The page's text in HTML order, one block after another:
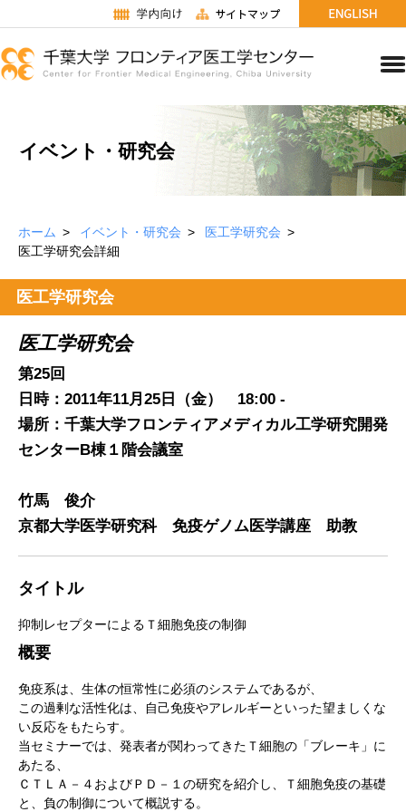
イベント・研究会
ホーム イベント・研究会
医工学研究会
医工学研究会詳細
医工学研究会
医工学研究会
第25回
日時：2011年11月25日（金） 18:00 -
場所：千葉大学フロンティアメディカル工学研究開発
センターB棟１階会議室
竹馬 俊介
京都大学医学研究科 免疫ゲノム医学講座 助教
タイトル
抑制レセプターによるＴ細胞免疫の制御
概要
免疫系は、生体の恒常性に必須のシステムであるが、
この過剰な活性化は、自己免疫やアレルギーといった望ましくな
い反応をもたらす。
当セミナーでは、発表者が関わってきたＴ細胞の「ブレーキ」に
あたる、
ＣＴＬＡ－４およびＰＤ－１の研究を紹介し、Ｔ細胞免疫の基礎
と、負の制御について概説する。